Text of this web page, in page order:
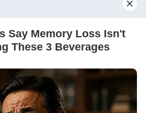
Platinum Cineplex
Solo Hari Ini